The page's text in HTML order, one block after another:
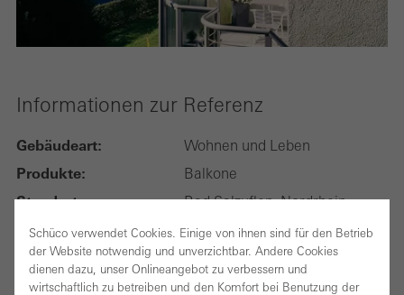
Informationen zur Referenz
Gebäudeart: Wohnen und Leben
Produkte: Balkone
Standort:
Bad Salzuflen, Nordrhein-
Westfalen
Fertigstellung: 2003
Architekten: -
Schüco verwendet Cookies. Einige von ihnen sind für den Betrieb
der Website notwendig und unverzichtbar. Andere Cookies
dienen dazu, unser Onlineangebot zu verbessern und
wirtschaftlich zu betreiben und den Komfort bei Benutzung der